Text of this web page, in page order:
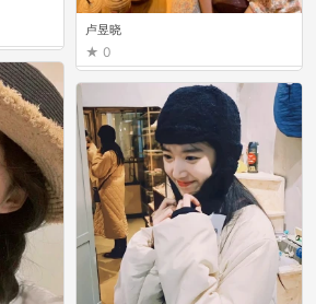
卢昱晓
0